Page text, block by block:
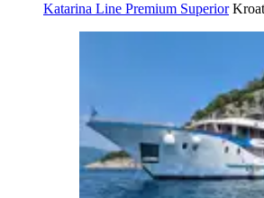
Katarina Line Premium Superior